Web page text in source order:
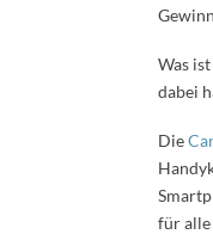
Was
dabei
Die
für alle